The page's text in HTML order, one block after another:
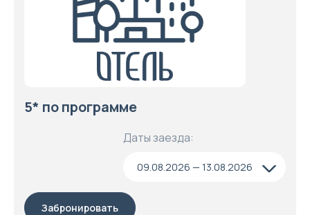
5* по программе
Даты заезда:
09.08.2026 — 13.08.2026
Забронировать